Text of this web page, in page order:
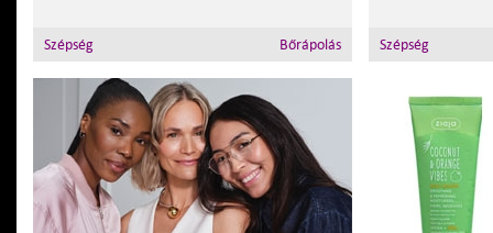
Szépség Bőrápolás Szépség